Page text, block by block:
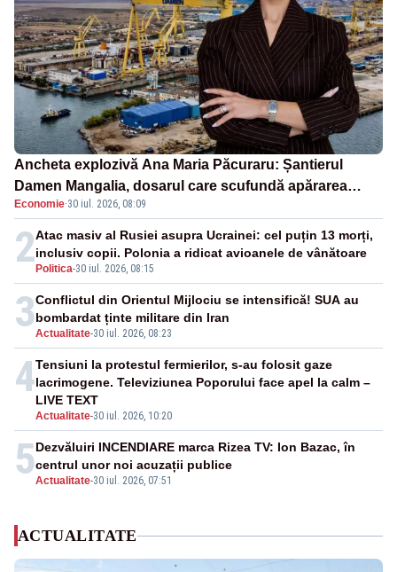
Ancheta explozivă Ana Maria Păcuraru: Șantierul
Damen Mangalia, dosarul care scufundă apărarea
României
Economie·30 iul. 2026, 08:09
2 Politica-30 iul. 2026, 08:15
Atac masiv al Rusiei asupra Ucrainei: cel puțin 13 morți,
inclusiv copii. Polonia a ridicat avioanele de vânătoare
3Actualitate-30 iul. 2026, 08:23
Conflictul din Orientul Mijlociu se intensifică! SUA au
bombardat ținte militare din Iran
4
Actualitate-30 iul. 2026, 10:20
Tensiuni la protestul fermierilor, s-au folosit gaze
lacrimogene. Televiziunea Poporului face apel la calm –
LIVE TEXT
5Actualitate-30 iul. 2026, 07:51
Dezvăluiri INCENDIARE marca Rizea TV: Ion Bazac, în
centrul unor noi acuzații publice
ACTUALITATE